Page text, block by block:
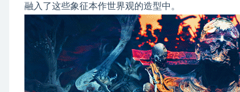
融入了这些象征本作世界观的造型中。